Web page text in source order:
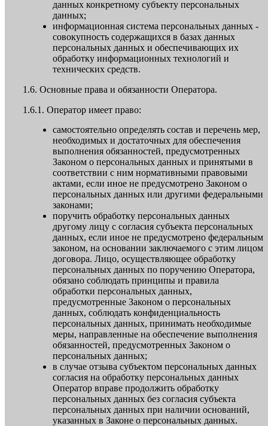
данных конкретному субъекту персональных
данных;
информационная система персональных данных -
совокупность содержащихся в базах данных
персональных данных и обеспечивающих их
обработку информационных технологий и
технических средств.
1.6. Основные права и обязанности Оператора.
1.6.1. Оператор имеет право:
самостоятельно определять состав и перечень мер,
необходимых и достаточных для обеспечения
выполнения обязанностей, предусмотренных
Законом о персональных данных и принятыми в
соответствии с ним нормативными правовыми
актами, если иное не предусмотрено Законом о
персональных данных или другими федеральными
законами;
поручить обработку персональных данных
другому лицу с согласия субъекта персональных
данных, если иное не предусмотрено федеральным
законом, на основании заключаемого с этим лицом
договора. Лицо, осуществляющее обработку
персональных данных по поручению Оператора,
обязано соблюдать принципы и правила
обработки персональных данных,
предусмотренные Законом о персональных
данных, соблюдать конфиденциальность
персональных данных, принимать необходимые
меры, направленные на обеспечение выполнения
обязанностей, предусмотренных Законом о
персональных данных;
в случае отзыва субъектом персональных данных
согласия на обработку персональных данных
Оператор вправе продолжить обработку
персональных данных без согласия субъекта
персональных данных при наличии оснований,
указанных в Законе о персональных данных.